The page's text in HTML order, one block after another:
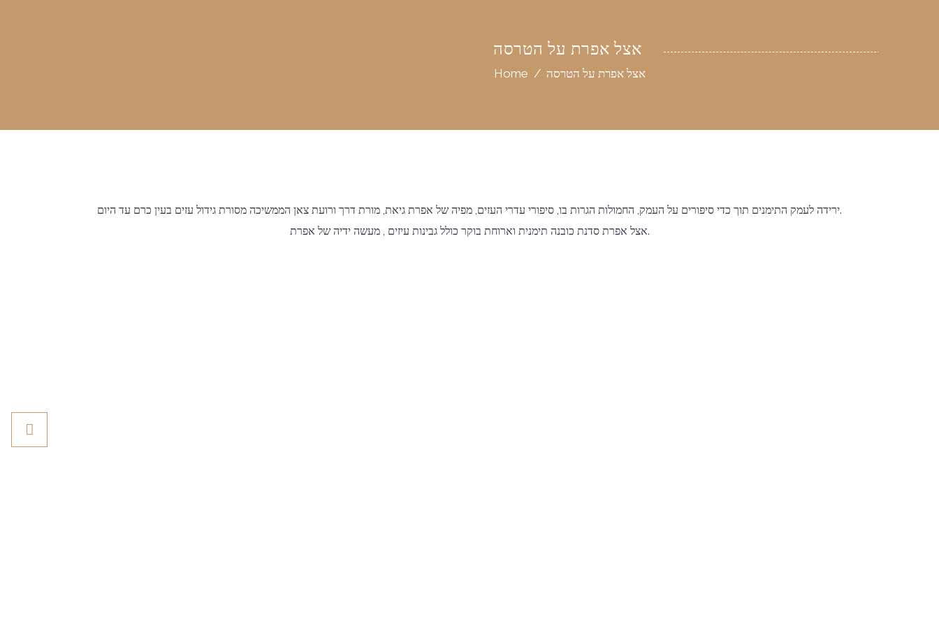
אצל אפרת על הטרסה
Home / אצל אפרת על הטרסה
ירידה לעמק התימנים תוך כדי סיפורים על העמק, החמולות הגרות בו, סיפורי עדרי העזים, מפיה של אפרת גיאת, מורת דרך ורועת צאן הממשיכה מסורת גידול עזים בעין כרם עד היום.
אצל אפרת סדנת כובנה תימנית וארוחת בוקר כולל גבינות עיזים , מעשה ידיה של אפרת.